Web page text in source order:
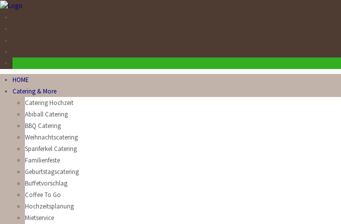
HOME
Catering & More
Catering Hochzeit
Abiball Catering
BBQ Catering
Weihnachtscatering
Spanferkel Catering
Familienfeste
Geburtstagscatering
Buffetvorschlag
Coffee To Go
Hochzeitsplanung
Mietservice